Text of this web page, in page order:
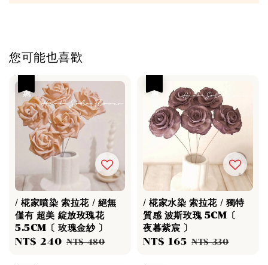
您可能也喜歡
/ 椛家噴染 索拉花 / 絕無
僅有 超美 綻放玫瑰花
5.5CM〔 玫瑰金紗 〕
Sale
NT$ 240 Regular
NT$ 480
/ 椛家水染 索拉花 / 獨特
質感 波斯玫瑰 5CM〔
夜暮紫宸 〕
Sale
NT$ 165 Regular
NT$ 330